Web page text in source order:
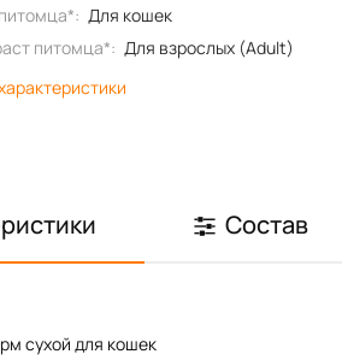
Для кошек
питомца*: Для взрослых (Adult)
Состав
сухой для кошек